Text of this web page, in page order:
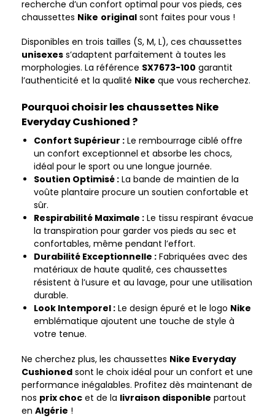
recherche d’un confort optimal pour vos pieds, ces
chaussettes Nike original sont faites pour vous !
Disponibles en trois tailles (S, M, L), ces chaussettes
unisexes s’adaptent parfaitement à toutes les
morphologies. La référence SX7673-100 garantit
l’authenticité et la qualité Nike que vous recherchez.
Pourquoi choisir les chaussettes Nike
Everyday Cushioned ?
Confort Supérieur : Le rembourrage ciblé offre
un confort exceptionnel et absorbe les chocs,
idéal pour le sport ou une longue journée.
Soutien Optimisé : La bande de maintien de la
voûte plantaire procure un soutien confortable et
sûr.
Respirabilité Maximale : Le tissu respirant évacue
la transpiration pour garder vos pieds au sec et
confortables, même pendant l’effort.
Durabilité Exceptionnelle : Fabriquées avec des
matériaux de haute qualité, ces chaussettes
résistent à l’usure et au lavage, pour une utilisation
durable.
Look Intemporel : Le design épuré et le logo Nike
emblématique ajoutent une touche de style à
votre tenue.
Ne cherchez plus, les chaussettes Nike Everyday
Cushioned sont le choix idéal pour un confort et une
performance inégalables. Profitez dès maintenant de
nos prix choc et de la livraison disponible partout
en Algérie !